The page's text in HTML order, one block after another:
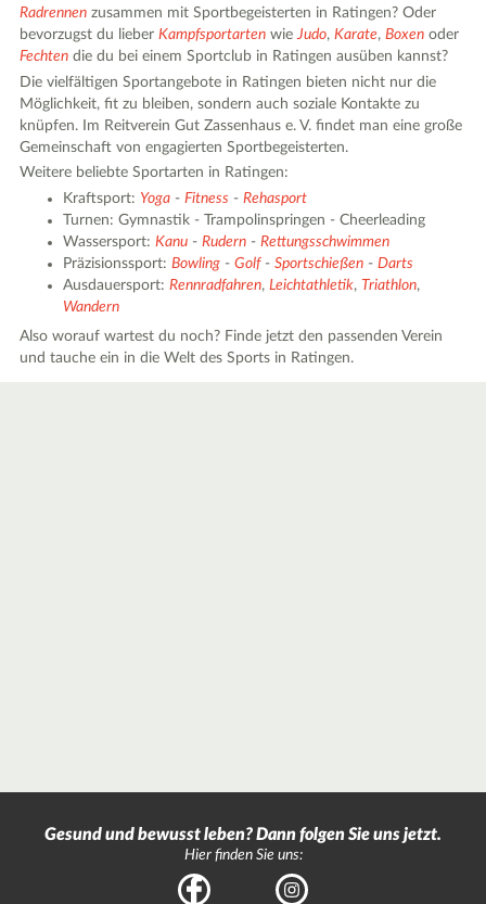
Radrennen zusammen mit Sportbegeisterten in Ratingen? Oder
bevorzugst du lieberKampfsportarten wieJudo,Karate,Boxen oder
Fechten die du bei einem Sportclub in Ratingen ausüben kannst?
Die vielfältigen Sportangebote in Ratingen bieten nicht nur die
Möglichkeit, fit zu bleiben, sondern auch soziale Kontakte zu
knüpfen. Im Reitverein Gut Zassenhaus e. V. findet man eine große
Gemeinschaft von engagierten Sportbegeisterten.
Weitere beliebte Sportarten in Ratingen:
Kraftsport: Yoga -Fitness -Rehasport
Turnen: Gymnastik - Trampolinspringen - Cheerleading
Wassersport:Kanu -Rudern -Rettungsschwimmen
Präzisionssport:Bowling -Golf-Sportschießen -Darts
Ausdauersport:Rennradfahren,Leichtathletik,Triathlon,
Wandern
Also worauf wartest du noch? Finde jetzt den passenden Verein
und tauche ein in die Welt des Sports in Ratingen.
Gesund und bewusst leben? Dann folgen Sie uns jetzt.
Hier finden Sie uns:
Facebook Instagram